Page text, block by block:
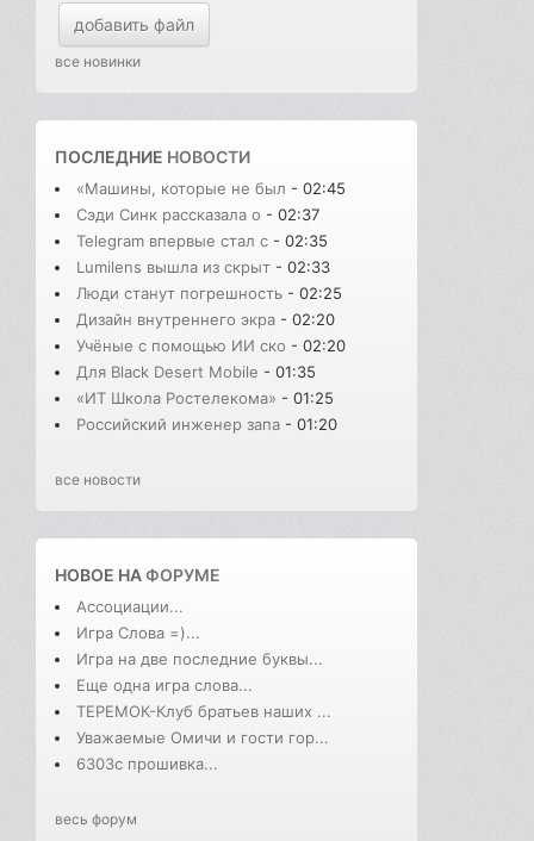
добавить файл
все новинки
ПОСЛЕДНИЕ НОВОСТИ
«Машины, которые не был - 02:45
Сэди Синк рассказала о - 02:37
Telegram впервые стал с - 02:35
Lumilens вышла из скрыт - 02:33
Люди станут погрешность - 02:25
Дизайн внутреннего экра - 02:20
Учёные с помощью ИИ ско - 02:20
Для Black Desert Mobile - 01:35
«ИТ Школа Ростелекома» - 01:25
Российский инженер запа - 01:20
все новости
НОВОЕ НАФОРУМЕ
Ассоциации...
Игра Слова =)...
Игра на две последние буквы...
Еще одна игра слова...
ТЕРЕМОК-Клуб братьев наших ...
Уважаемые Омичи и гости гор...
6303с прошивка...
весь форум